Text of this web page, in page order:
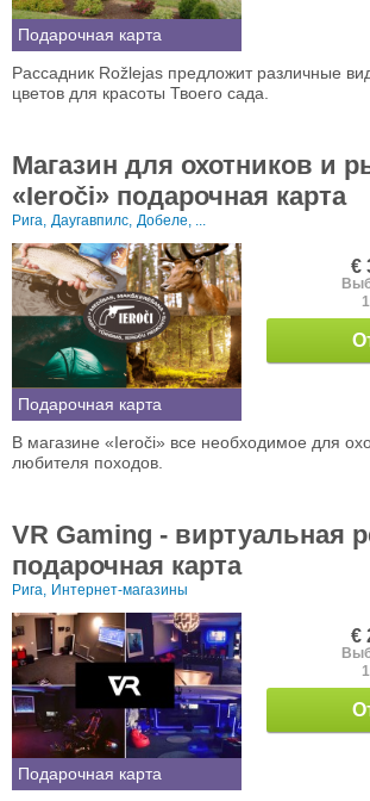
Подарочная карта
Рассадник Rožlejas предложит различные
цветов для красоты Твоего сада.
Магазин для охотников и
«Ieroči» подарочная карта
Рига, Даугавпилс, Добеле, ...
Подарочная карта
€
В магазине «Ieroči» все необходимое для
любителя походов.
VR Gaming - виртуальная
подарочная карта
Рига, Интернет-магазины
Подарочная карта
€